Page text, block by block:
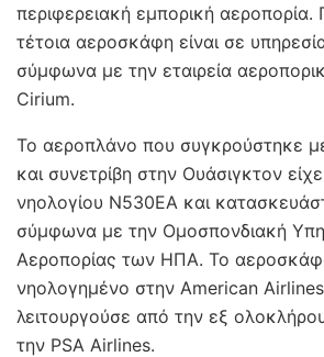
περιφερειακή εμπορική αεροπορία.
τέτοια αεροσκάφη είναι σε
σύμφωνα με την εταιρεία
Cirium.
Το αεροπλάνο που συγκρούστηκε
και συνετρίβη στην Ουάσιγκτον
νηολογίου N530EA και
σύμφωνα με την Ομοσπονδιακή
Αεροπορίας των ΗΠΑ. Το
νηολογημένο στην American
λειτουργούσε από την εξ
την PSA Airlines.